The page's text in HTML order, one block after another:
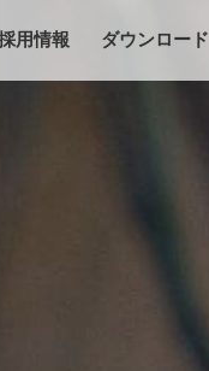
用情報 ダウンロード